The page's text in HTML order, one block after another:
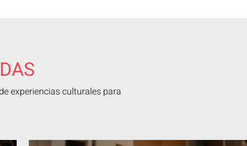
experiencias culturales para